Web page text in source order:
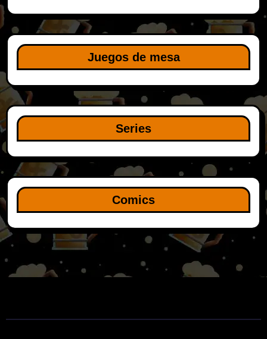
Juegos de mesa
Series
Comics